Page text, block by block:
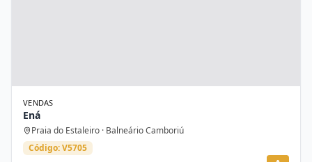
VENDAS
Ená
Praia do Estaleiro · Balneário Camboriú
Código: V5705